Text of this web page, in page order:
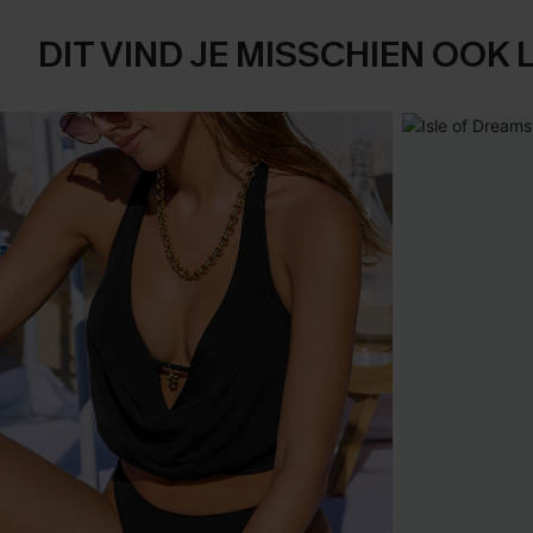
DIT VIND JE MISSCHIEN OOK